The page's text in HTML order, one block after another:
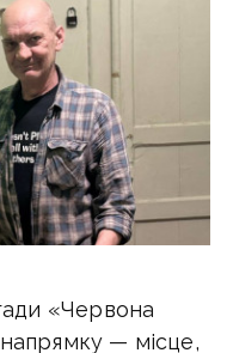
«Червона
— місце,